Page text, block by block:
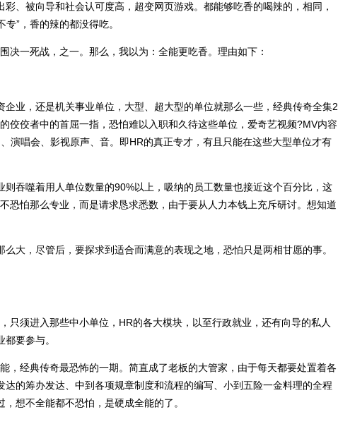
彩、被向导和社会认可度高，超变网页游戏。都能够吃香的喝辣的，相同，
专”，香的辣的都没得吃。
决一死战，之一。那么，我以为：全能更吃香。理由如下：
企业，还是机关事业单位，大型、超大型的单位就那么一些，经典传奇全集2
佼佼者中的首屈一指，恐怕难以入职和久待这些单位， 爱奇艺视频?MV内容
演唱会、影视原声、音。即HR的真正专才，有且只能在这些大型单位才有
则吞噬着用人单位数量的90%以上，吸纳的员工数量也接近这个百分比，这
恐怕那么专业，而是请求恳求悉数，由于要从人力本钱上充斥研讨。想知道
么大，尽管后，要探求到适合而满意的表现之地，恐怕只是两相甘愿的事。
只须进入那些中小单位，HR的各大模块，以至行政就业，还有向导的私人
要参与。
，经典传奇最恐怖的一期。简直成了老板的大管家，由于每天都要处置着各
达的筹办发达、中到各项规章制度和流程的编写、小到五险一金料理的全程
想不全能都不恐怕，是硬成全能的了。